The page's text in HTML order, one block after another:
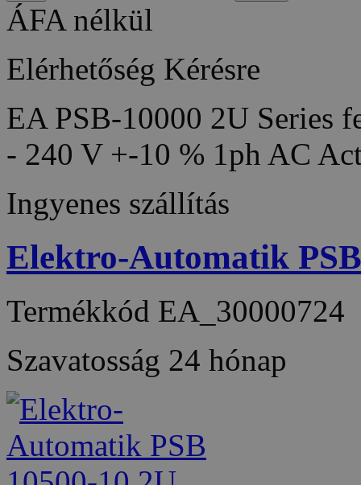
ÁFA nélkül
Elérhetőség Kérésre
EA PSB-10000 2U Series
- 240 V +-10 % 1ph AC
Ingyenes szállítás
Elektro-Automatik
Termékkód EA_30000724
Szavatosság 24 hónap